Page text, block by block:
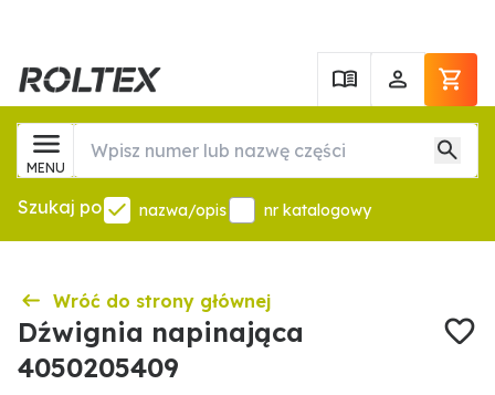
MENU
Szukaj po nazwa/opis nr katalogowy
Wróć do strony głównej
Dźwignia napinająca
4050205409